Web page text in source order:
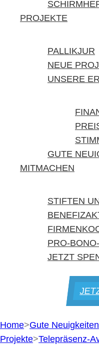
PROJEKTE
PALLIKJUR
NEUE
UNSERE
GUTE
MITMACHEN
STIFTEN
PRO-
JETZT
Home>Gute Neuigkeiten
Projekte>Telepräsenz-